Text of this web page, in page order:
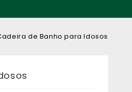
de Banho para Idosos